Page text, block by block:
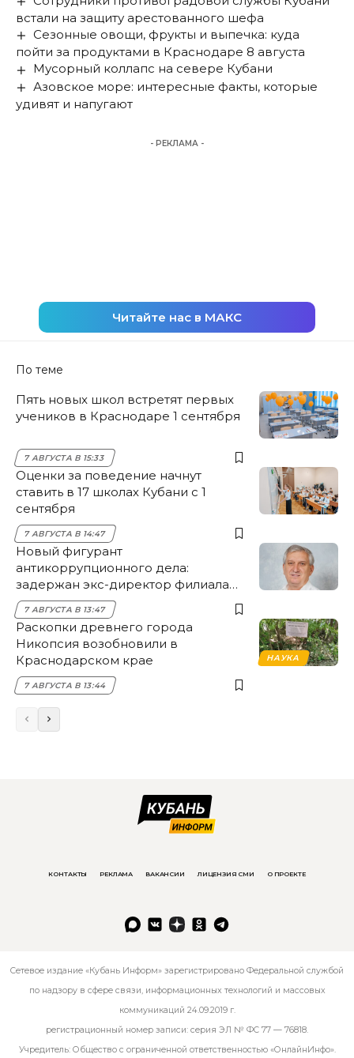
встали на защиту арестованного шефа
Сезонные овощи, фрукты и выпечка: куда
пойти за продуктами в Краснодаре 8 августа
Мусорный коллапс на севере Кубани
Азовское море: интересные факты, которые
удивят и напугают
- РЕКЛАМА -
Читайте нас в МАКС
По теме
Пять новых школ встретят первых
учеников в Краснодаре 1 сентября
7 АВГУСТА В 15:33
Оценки за поведение начнут
ставить в 17 школах Кубани с 1
сентября
7 АВГУСТА В 14:47
Новый фигурант
антикоррупционного дела:
задержан экс-директор филиала
НЭСК Крымска
7 АВГУСТА В 13:47
НАУКА
Раскопки древнего города
Никопсия возобновили в
Краснодарском крае
7 АВГУСТА В 13:44
КОНТАКТЫ РЕКЛАМА ВАКАНСИИ ЛИЦЕНЗИЯ СМИ О ПРОЕКТЕ
Сетевое издание «Кубань Информ» зарегистрировано Федеральной службой
по надзору в сфере связи, информационных технологий и массовых
коммуникаций 24.09.2019 г.
регистрационный номер записи: серия ЭЛ № ФС 77 — 76818.
Учредитель: Общество с ограниченной ответственностью «ОнлайнИнфо».